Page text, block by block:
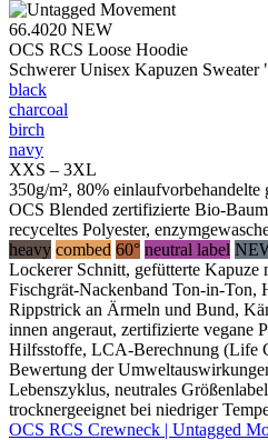
66.4020 NEW
OCS RCS Loose Hoodie
Schwerer Unisex Kapuzen Sweater
black
charcoal
birch
navy
XXS – 3XL
350g/m², 80% einlaufvorbehandelte
OCS Blended zertifizierte Bio-
recyceltes Polyester,
heavy combed 60° neutral label
Lockerer Schnitt, gefütterte
Fischgrät-Nackenband Ton-in-Ton,
Rippstrick an Ärmeln und Bund,
innen angeraut, zertifizierte vegane
Hilfsstoffe, LCA-Berechnung (Life
Bewertung der
Lebenszyklus, neutrales
trocknergeeignet bei niedriger
OCS RCS Crewneck | Untagged